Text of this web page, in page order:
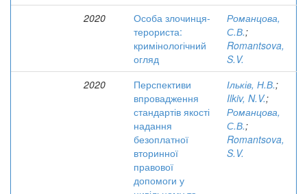
2020
Особа злочинця-
терориста:
кримінологічний
огляд
Романцова,
С.В.;
Romantsova,
S.V.
2020
Перспективи
впровадження
стандартів якості
надання
безоплатної
вторинної
правової
допомоги у
Ільків, Н.В.;
Ilkiv, N.V.;
Романцова,
С.В.;
Romantsova,
S.V.